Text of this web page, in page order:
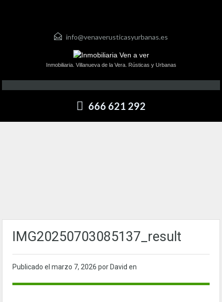
info@venaverusticasyurbanas.es
Inmobiliaria. Villanueva de la Vera. Rústicas y Urbanas
666 621 292
IMG20250703085137_result
Publicado el marzo 7, 2026 por David en